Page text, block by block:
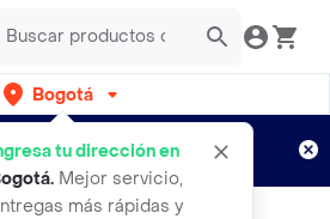
Bogotá
tu dirección en
. Mejor servicio,
más rápidas y
por semanas
Aplican TyC